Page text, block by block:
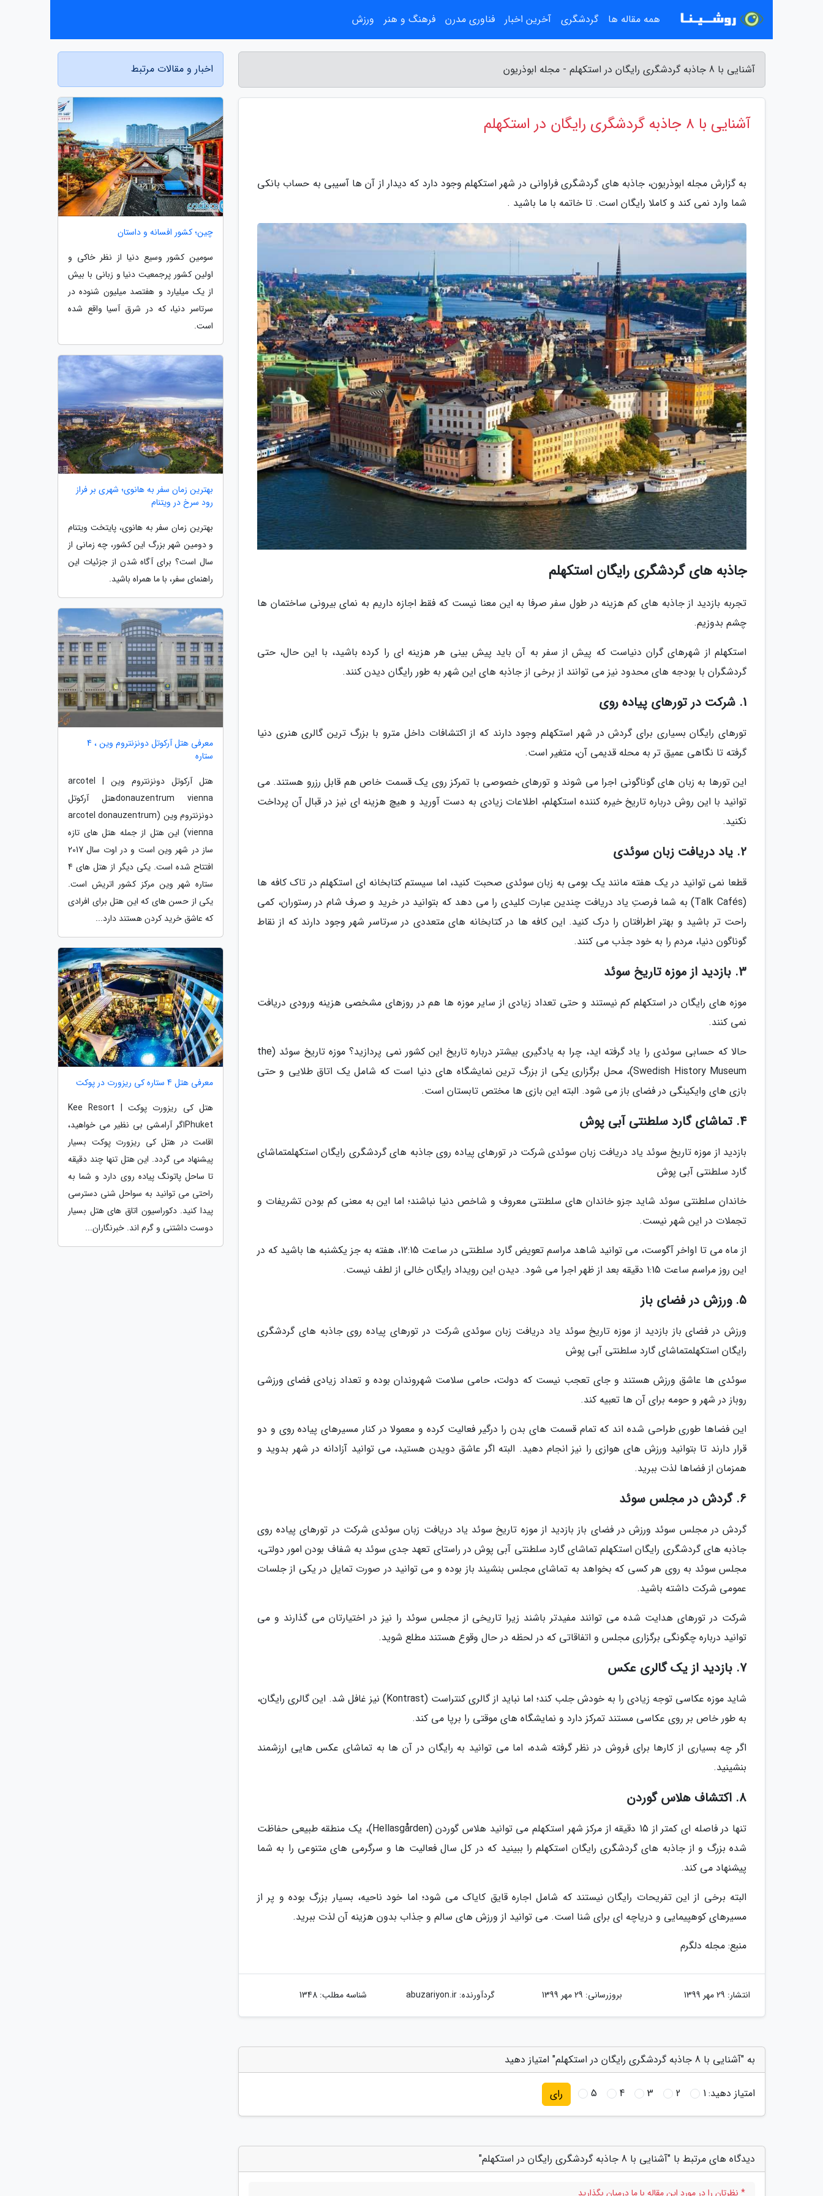
آشنایی با 8 جاذبه گردشگری رایگان در استکهلم - مجله ابوذریون
آشنایی با 8 جاذبه گردشگری رایگان در استکهلم
به گزارش مجله ابوذریون، جاذبه های گردشگری فراوانی در شهر استکهلم وجود دارد که دیدار از آن ها آسیبی به حساب بانکی
شما وارد نمی کند و کاملا رایگان است. تا خاتمه با ما باشید .
جاذبه های گردشگری رایگان استکهلم
تجربه بازدید از جاذبه های کم هزینه در طول سفر صرفا به این معنا نیست که فقط اجازه داریم به نمای بیرونی ساختمان ها
چشم بدوزیم.
استکهلم از شهرهای گران دنیاست که پیش از سفر به آن باید پیش بینی هر هزینه ای را کرده باشید، با این حال، حتی
گردشگران با بودجه های محدود نیز می توانند از برخی از جاذبه های این شهر به طور رایگان دیدن کنند.
1. شرکت در تورهای پیاده روی
تورهای رایگان بسیاری برای گردش در شهر استکهلم وجود دارند که از اکتشافات داخل مترو با بزرگ ترین گالری هنری دنیا
گرفته تا نگاهی عمیق تر به محله قدیمی آن، متغیر است.
این تورها به زبان های گوناگونی اجرا می شوند و تورهای خصوصی با تمرکز روی یک قسمت خاص هم قابل رزرو هستند. می
توانید با این روش درباره تاریخ خیره کننده استکهلم، اطلاعات زیادی به دست آورید و هیچ هزینه ای نیز در قبال آن پرداخت
نکنید.
2. یاد دریافت زبان سوئدی
قطعا نمی توانید در یک هفته مانند یک بومی به زبان سوئدی صحبت کنید، اما سیستم کتابخانه ای استکهلم در تاک کافه ها
(Talk Cafés) به شما فرصتِ یاد دریافت چندین عبارت کلیدی را می دهد که بتوانید در خرید و صرف شام در رستوران، کمی
راحت تر باشید و بهتر اطرافتان را درک کنید. این کافه ها در کتابخانه های متعددی در سرتاسر شهر وجود دارند که از نقاط
گوناگون دنیا، مردم را به خود جذب می کنند.
3. بازدید از موزه تاریخ سوئد
موزه های رایگان در استکهلم کم نیستند و حتی تعداد زیادی از سایر موزه ها هم در روزهای مشخصی هزینه ورودی دریافت
نمی کنند.
حالا که حسابی سوئدی را یاد گرفته اید، چرا به یادگیری بیشتر درباره تاریخ این کشور نمی پردازید؟ موزه تاریخ سوئد (the
Swedish History Museum)، محل برگزاری یکی از بزرگ ترین نمایشگاه های دنیا است که شامل یک اتاق طلایی و حتی
بازی های وایکینگی در فضای باز می شود. البته این بازی ها مختص تابستان است.
4. تماشای گارد سلطنتی آبی پوش
بازدید از موزه تاریخ سوئد یاد دریافت زبان سوئدی شرکت در تورهای پیاده روی جاذبه های گردشگری رایگان استکهلمتماشای
گارد سلطنتی آبی پوش
خاندان سلطنتی سوئد شاید جزو خاندان های سلطنتی معروف و شاخص دنیا نباشند؛ اما این به معنی کم بودن تشریفات و
تجملات در این شهر نیست.
از ماه می تا اواخر آگوست، می توانید شاهد مراسم تعویض گارد سلطنتی در ساعت 12:15، هفته به جز یکشنبه ها باشید که در
این روز مراسم ساعت 1:15 دقیقه بعد از ظهر اجرا می شود. دیدن این رویداد رایگان خالی از لطف نیست.
5. ورزش در فضای باز
ورزش در فضای باز بازدید از موزه تاریخ سوئد یاد دریافت زبان سوئدی شرکت در تورهای پیاده روی جاذبه های گردشگری
رایگان استکهلمتماشای گارد سلطنتی آبی پوش
سوئدی ها عاشق ورزش هستند و جای تعجب نیست که دولت، حامی سلامت شهروندان بوده و تعداد زیادی فضای ورزشی
روباز در شهر و حومه برای آن ها تعبیه کند.
این فضاها طوری طراحی شده اند که تمام قسمت های بدن را درگیر فعالیت کرده و معمولا در کنار مسیرهای پیاده روی و دو
قرار دارند تا بتوانید ورزش های هوازی را نیز انجام دهید. البته اگر عاشق دویدن هستید، می توانید آزادانه در شهر بدوید و
همزمان از فضاها لذت ببرید.
6. گردش در مجلس سوئد
گردش در مجلس سوئد ورزش در فضای باز بازدید از موزه تاریخ سوئد یاد دریافت زبان سوئدی شرکت در تورهای پیاده روی
جاذبه های گردشگری رایگان استکهلم تماشای گارد سلطنتی آبی پوش در راستای تعهد جدی سوئد به شفاف بودن امور دولتی،
مجلس سوئد به روی هر کسی که بخواهد به تماشای مجلس بنشیند باز بوده و می توانید در صورت تمایل در یکی از جلسات
عمومی شرکت داشته باشید.
شرکت در تورهای هدایت شده می توانند مفیدتر باشند زیرا تاریخی از مجلس سوئد را نیز در اختیارتان می گذارند و می
توانید درباره چگونگی برگزاری مجلس و اتفاقاتی که در لحظه در حال وقوع هستند مطلع شوید.
7. بازدید از یک گالری عکس
شاید موزه عکاسی توجه زیادی را به خودش جلب کند؛ اما نباید از گالری کنتراست (Kontrast) نیز غافل شد. این گالری رایگان،
به طور خاص بر روی عکاسی مستند تمرکز دارد و نمایشگاه های موقتی را برپا می کند.
اگر چه بسیاری از کارها برای فروش در نظر گرفته شده، اما می توانید به رایگان در آن ها به تماشای عکس هایی ارزشمند
بنشینید.
8. اکتشاف هلاس گوردن
تنها در فاصله ای کمتر از 15 دقیقه از مرکز شهر استکهلم می توانید هلاس گوردن (Hellasgården)، یک منطقه طبیعی حفاظت
شده بزرگ و از جاذبه های گردشگری رایگان استکهلم را ببینید که در کل سال فعالیت ها و سرگرمی های متنوعی را به شما
پیشنهاد می کند.
البته برخی از این تفریحات رایگان نیستند که شامل اجاره قایق کایاک می شود؛ اما خود ناحیه، بسیار بزرگ بوده و پر از
مسیرهای کوهپیمایی و دریاچه ای برای شنا است. می توانید از ورزش های سالم و جذاب بدون هزینه آن لذت ببرید.
منبع: مجله دلگرم
انتشار: 29 مهر 1399 بروزرسانی: 29 مهر 1399 گردآورنده:abuzariyon.ir شناسه مطلب: 1348
به "آشنایی با 8 جاذبه گردشگری رایگان در استکهلم" امتیاز دهید
امتیاز دهید:1
2
3
4
5 رای
دیدگاه های مرتبط با "آشنایی با 8 جاذبه گردشگری رایگان در استکهلم"
* نظرتان را در مورد این مقاله با ما درمیان بگذارید
اخبار و مقالات مرتبط
چین؛ کشور افسانه و داستان
سومین کشور وسیع دنیا از نظر خاکی و
اولین کشور پرجمعیت دنیا و زبانی با بیش
از یک میلیارد و هفتصد میلیون شنوده در
سرتاسر دنیا، که در شرق آسیا واقع شده
است.
بهترین زمان سفر به هانوی؛ شهری بر فراز
رود سرخ در ویتنام
بهترین زمان سفر به هانوی، پایتخت ویتنام
و دومین شهر بزرگ این کشور، چه زمانی از
سال است؟ برای آگاه شدن از جزئیات این
راهنمای سفر، با ما همراه باشید.
معرفی هتل آرکوتل دونزنتروم وین ، 4
ستاره
هتل آرکوتل دونزنتروم وین | arcotel
donauzentrum viennaهتل آرکوتل
دونزنتروم وین (arcotel donauzentrum
vienna) این هتل از جمله هتل های تازه
ساز در شهر وین است و در اوت سال 2017
افتتاح شده است. یکی دیگر از هتل های 4
ستاره شهر وین مرکز کشور اتریش است.
یکی از حسن های که این هتل برای افرادی
که عاشق خرید کردن هستند دارد...
معرفی هتل 4 ستاره کی ریزورت در پوکت
هتل کی ریزورت پوکت | Kee Resort
Phuketاگر آرامشی بی نظیر می خواهید،
اقامت در هتل کی ریزورت پوکت بسیار
پیشنهاد می گردد. این هتل تنها چند دقیقه
تا ساحل پاتونگ پیاده روی دارد و شما به
راحتی می توانید به سواحل شنی دسترسی
پیدا کنید. دکوراسیون اتاق های هتل بسیار
دوست داشتنی و گرم اند. خبرنگاران...
همه مقاله ها گردشگری آخرین اخبار فناوری مدرن فرهنگ و هنر ورزش